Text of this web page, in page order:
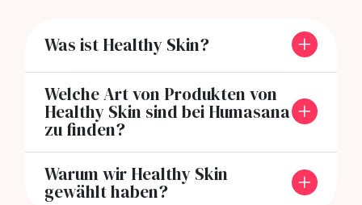
Was ist Healthy Skin?
Welche Art von Produkten von
Healthy Skin sind bei Humasana
zu finden?
Warum wir Healthy Skin
gewählt haben?